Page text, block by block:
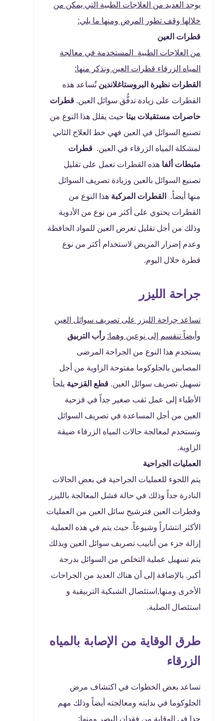
يوجد العديد من العلاجات الطبية التي يمكن من
خلالها وقف تطور المرض ومنها ما يلي:
قطرات العين
من العلاجات الطبية المستخدمة في معالجة
المياه الزرقاء قطرات العين ونذكر منها:
القطرات نظيرة البروستاغلاندين تُساعد هذه
القطرات على زيادة تدفُّق سوائل العين. قطرات
حاصرات مستقبلات بيتا حيث يقلل هذا النوع من
تصنيع السوائل في العين فهي خط العلاج الثاني
لمشكلة المياه الزرقاء في العين. قطرات
مثبطات ألفا هذه القطرات تعمل على تقليل
تصنيع السوائل بالعين وزيادة تصريف السوائل
منها أيضاً.
القطرات المركبة هذا النوع من
القطرات يحتوي على أكثر من نوع من الأدوية
وذلك من أجل تقليل تعرض العين للمواد الحافظة
وعدم إضرار المريض لاستخدام أكثر من نوع
قطرة خلال اليوم.
جراحة الليزر
تساعد جراحة الليزر على تصريف سوائل العين
وأيضاً تنقسم إلى نوعين وهما: رأب التربيق
يستخدم هذا النوع من الجراحة المرضى
المصابين بالجلوكوما مفتوحة الزاوية من أجل
تسهيل تصريف سوائل العين. قطع القزحية يلجأ
الأطباء إلى عمل ثقب صغير جداً في قزحية
العين من أجل المساعدة في تصريف السوائل
وتستخدم لمعالجة حالات المياه الزرقاء ضيقة
الزاوية.
العمليات الجراحية
يتم اللجوء للعمليات الجراحية في بعض الحالات
النادرة جداً وذلك في حالة فشل المعالجة بالليزر
وقطرات العين فترشيح سائل العين من العمليات
الأكثر انتشاراً وشيوعاً. حيث يتم في هذه العملية
إزالة جزء من أنابيب تصريف سوائل العين وبذلك
يتم تسهيل عملية التخلص من السوائل بدرجة
أكبر. بالإضافة إلى أن هناك العديد من الجراحات
الأخرى ومنها,استئصال الشبكية التربيقية و
استئصال الصلبة.
طرق الوقاية من الإصابة بالمياه
الزرقاء
تساعد بعض الخطوات في اكتشاف مرض
الجلوكوما في بدايته ومعالجته أيضاً وذلك مهم
جدا في الوقاية من فقدان البصر ومنها: